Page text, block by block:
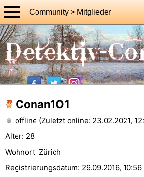
Community > Mitglieder
Conan1O1
offline (Zuletzt online: 23.02.2021,
Alter: 28
Wohnort: Zürich
Registrierungsdatum: 29.09.2016, 10:56